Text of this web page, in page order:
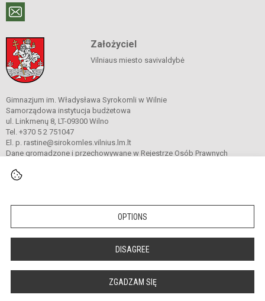
OPTIONS
DISAGREE
ZGADZAM SIĘ
Założyciel
Vilniaus miesto savivaldybė
Gimnazjum im. Władysława Syrokomli w Wilnie
Samorządowa instytucja budżetowa
ul. Linkmenų 8, LT-09300 Wilno
Tel. +370 5 2 751047
El. p. rastine@sirokomles.vilnius.lm.lt
Dane gromadzone i przechowywane w Rejestrze Osób Prawnych
© 2020. Gimnazjum im. Władysława Syrokomli w Wilnie. Wszelkie prawa
zastrzeżone.